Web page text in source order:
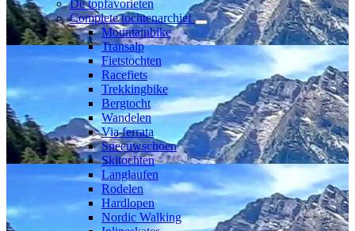
De topfavorieten
Complete tochtenarchief
Mountainbike
Transalp
Fietstochten
Racefiets
Trekkingbike
Bergtocht
Wandelen
Via ferrata
Sneeuwschoen
Skitochten
Langlaufen
Rodelen
Hardlopen
Nordic Walking